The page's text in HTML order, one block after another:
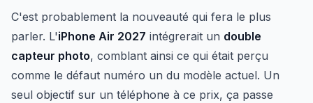
C'est probablement la nouveauté qui fera le plus
parler. L'iPhone Air 2027 intégrerait un double
capteur photo, comblant ainsi ce qui était perçu
comme le défaut numéro un du modèle actuel. Un
seul objectif sur un téléphone à ce prix, ça passe